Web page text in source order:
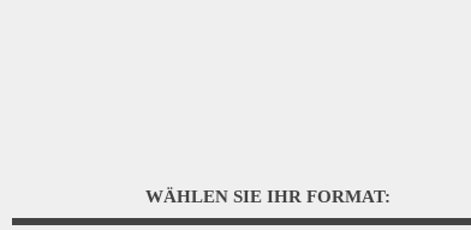
WÄHLEN SIE IHR FORMAT: